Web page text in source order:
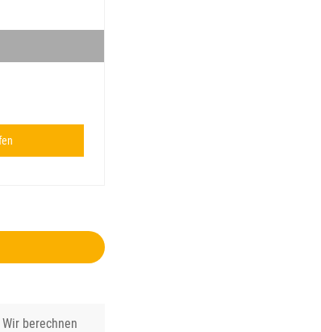
berechnen